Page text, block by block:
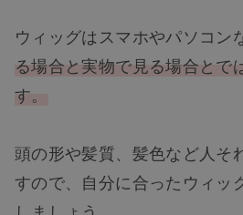
ウィッグはスマホやパソコン
る場合と実物で見る場合とで
す。
頭の形や髪質、髪色など人そ
すので、自分に合ったウィッ